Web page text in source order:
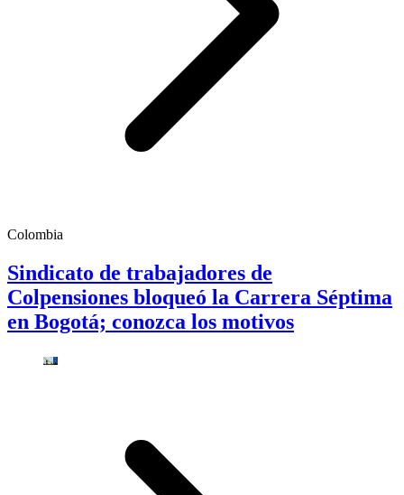
Colombia
Sindicato de trabajadores de
Colpensiones bloqueó la Carrera Séptima
en Bogotá; conozca los motivos